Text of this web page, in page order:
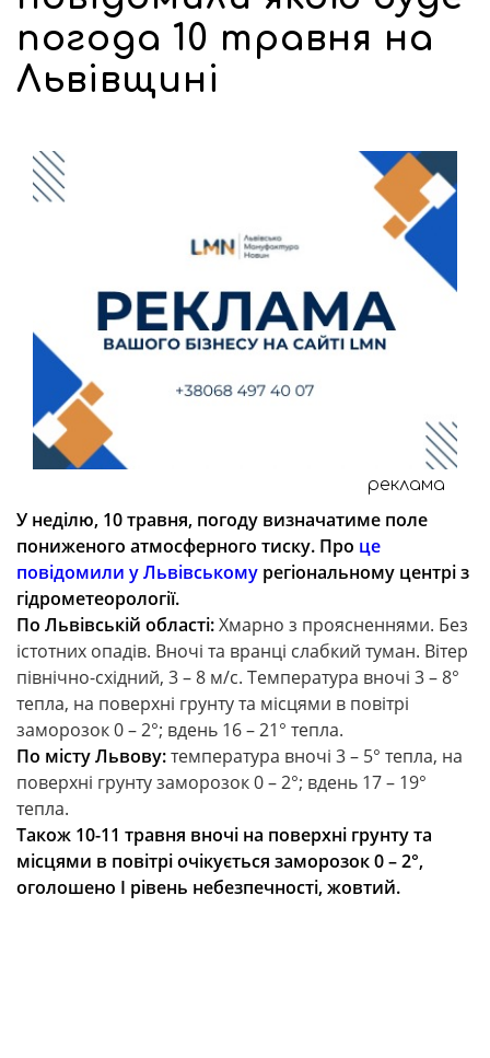
погода 10 травня на
Львівщині
реклама
У неділю, 10 травня, погоду визначатиме поле
пониженого атмосферного тиску. Про це
повідомили у Львівському регіональному центрі з
гідрометеорології.
По Львівській області:Хмарно з проясненнями. Без
істотних опадів. Вночі та вранці слабкий туман. Вітер
північно-східний, 3 – 8 м/с. Температура вночі 3 – 8°
тепла, на поверхні грунту та місцями в повітрі
заморозок 0 – 2°; вдень 16 – 21° тепла.
По місту Львову:температура вночі 3 – 5° тепла, на
поверхні грунту заморозок 0 – 2°; вдень 17 – 19°
тепла.
Також 10-11 травня вночі на поверхні грунту та
місцями в повітрі очікується заморозок 0 – 2°,
оголошено I рівень небезпечності, жовтий.